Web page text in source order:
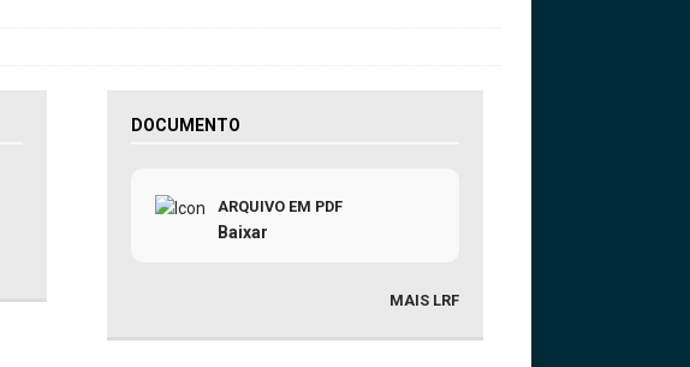
DOCUMENTO
ARQUIVO EM PDF
Baixar
MAIS LRF